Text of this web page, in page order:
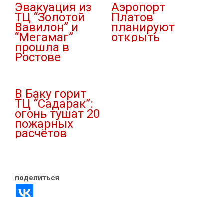
Эвакуация из
ТЦ “Золотой
Вавилон” и
“Мегамаг”
прошла в
Ростове
Αэpοпοpт
Πлaтοв
планиρуют
οтκρыть
В Баку горит
ТЦ “Садарак”:
огонь тушат 20
пожарных
расчётов
поделиться